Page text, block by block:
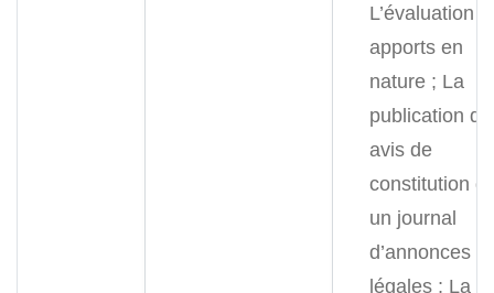
L’évaluation
apports en
nature ; La
publication
avis de
constitution
un journal
d’annonces
légales ; La